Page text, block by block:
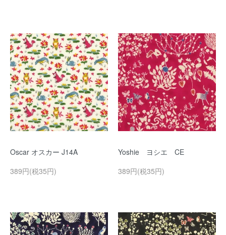
Oscar オスカー J14A
389円(税35円)
Yoshie ヨシエ CE
389円(税35円)